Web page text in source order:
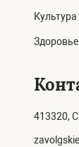
Культура
Здоровье
413320,